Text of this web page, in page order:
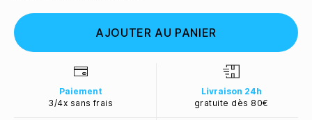
AJOUTER AU PANIER
Paiement
3/4x sans frais
Livraison 24h
gratuite dès 80€